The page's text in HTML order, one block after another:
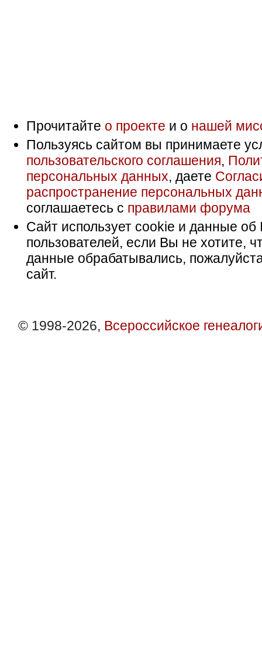
Прочитайте о проекте и о нашей
Пользуясь сайтом вы принимаете
пользовательского соглашения,
персональных данных, даете
распространение персональных
соглашаетесь с правилами форума
Сайт использует cookie и данные об
пользователей, если Вы не хотите,
данные обрабатывались,
сайт.
© 1998-2026, Всероссийское